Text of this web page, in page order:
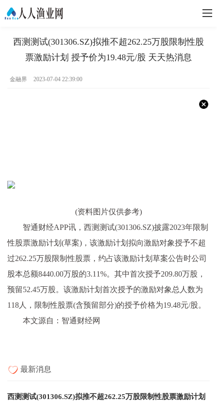
西测测试(301306.SZ)拟推不超262.25万股限制性股
票激励计划 授予价为19.48元/股 天天热消息
金融界 2023-07-04 22:39:00
(资料图片仅供参考)
智通财经APP讯，西测测试(301306.SZ)披露2023年限制
性股票激励计划(草案)，该激励计划拟向激励对象授予不超
过262.25万股限制性股票，约占该激励计划草案公告时公司
股本总额8440.00万股的3.11%。其中首次授予209.80万股，
预留52.45万股。该激励计划首次授予的激励对象总人数为
118人，限制性股票(含预留部分)的授予价格为19.48元/股。
本文源自：智通财经网
最新消息
西测测试(301306.SZ)拟推不超262.25万股限制性股票激励计划